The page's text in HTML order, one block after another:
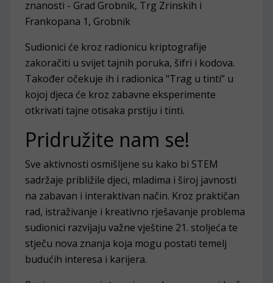
znanosti - Grad Grobnik, Trg Zrinskih i
Frankopana 1, Grobnik
Sudionici će kroz radionicu kriptografije
zakoračiti u svijet tajnih poruka, šifri i kodova.
Također očekuje ih i radionica "Trag u tinti” u
kojoj djeca će kroz zabavne eksperimente
otkrivati tajne otisaka prstiju i tinti.
Pridružite nam se!
Sve aktivnosti osmišljene su kako bi STEM
sadržaje približile djeci, mladima i široj javnosti
na zabavan i interaktivan način. Kroz praktičan
rad, istraživanje i kreativno rješavanje problema
sudionici razvijaju važne vještine 21. stoljeća te
stječu nova znanja koja mogu postati temelj
budućih interesa i karijera.